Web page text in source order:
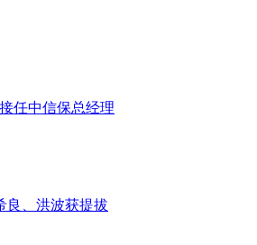
任中信保总经理
良、洪波获提拔